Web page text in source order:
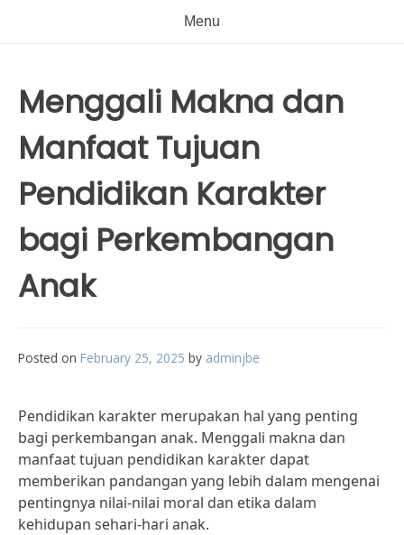
Menu
Menggali Makna dan
Manfaat Tujuan
Pendidikan Karakter
bagi Perkembangan
Anak
Posted on February 25, 2025 by adminjbe
Pendidikan karakter merupakan hal yang penting
bagi perkembangan anak. Menggali makna dan
manfaat tujuan pendidikan karakter dapat
memberikan pandangan yang lebih dalam mengenai
pentingnya nilai-nilai moral dan etika dalam
kehidupan sehari-hari anak.